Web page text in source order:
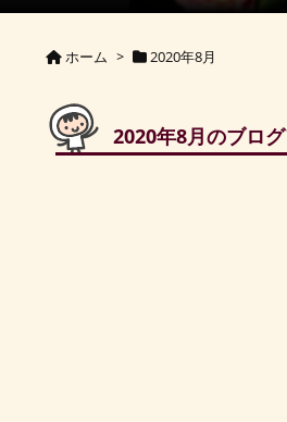
ホーム > 2020年8月
2020年8月のブロ